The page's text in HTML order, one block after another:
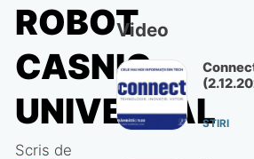
ROBOT
CASNIC
UNIVERSAL
Scris de
Video
STIRI